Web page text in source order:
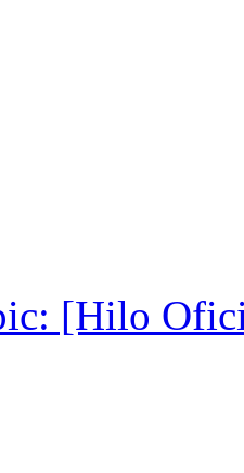
[Hilo